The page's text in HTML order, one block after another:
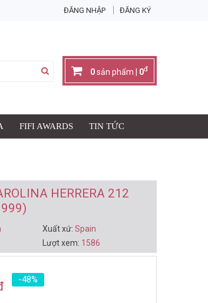
ĐĂNG NHẬP ĐĂNG KÝ
0sản phẩm | 0đ
FIFI AWARDS TIN TỨC
HERRERA 212
Xuất xứ:Spain
Lượt xem: 1586
-48%
HERMES
EDT